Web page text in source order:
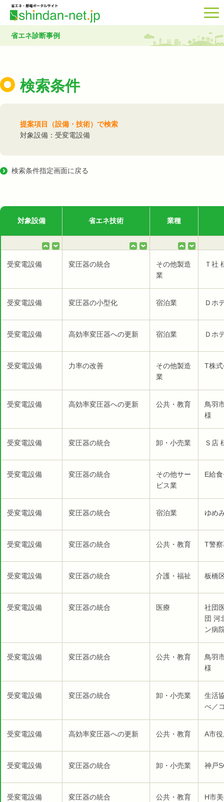
省エネ診断事例
検索条件
提案項目（設備・技術）で検索
対象設備：受変電設備
検索条件指定画面に戻る
対象設備 省エネ技術 業種
受変電設備 変圧器の統合
その他製造
業
Ｔ社
受変電設備 変圧器の小型化 宿泊業 Ｄホ
受変電設備 高効率変圧器への更新 宿泊業 Ｄホ
受変電設備 力率の改善
その他製造
業
T株
受変電設備 高効率変圧器への更新 公共・教育
鳥羽
様
受変電設備 変圧器の統合 卸・小売業 Ｓ店
受変電設備 変圧器の統合
その他サー
ビス業
E給
受変電設備 変圧器の統合 宿泊業 ゆめ
受変電設備 変圧器の統合 公共・教育 T警
受変電設備 変圧器の統合 介護・福祉 板橋
受変電設備 変圧器の統合 医療
社団
団 河
ン病
受変電設備 変圧器の統合 公共・教育
鳥羽
様
受変電設備 変圧器の統合 卸・小売業
生活
べ／
受変電設備 高効率変圧器への更新 公共・教育 A市
受変電設備 変圧器の統合 卸・小売業 神戸
受変電設備 変圧器の統合 公共・教育 H市